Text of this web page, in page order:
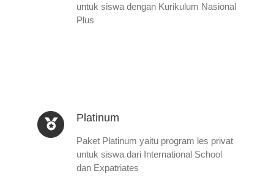
untuk siswa dengan Kurikulum Nasional
Plus
Platinum
Paket Platinum yaitu program les privat
untuk siswa dari International School
dan Expatriates